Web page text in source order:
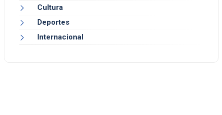
Cultura
Deportes
Internacional